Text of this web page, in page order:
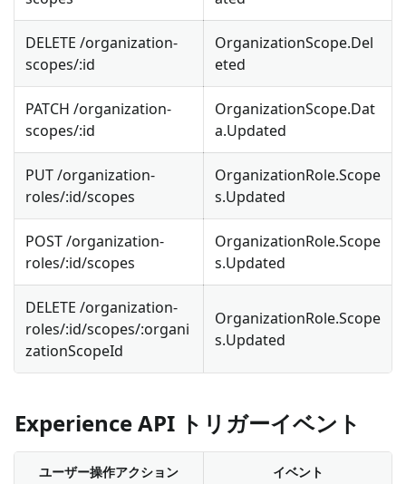
DELETE /organization-
scopes/:id
OrganizationScope.Del
eted
PATCH /organization-
scopes/:id
OrganizationScope.Dat
a.Updated
PUT /organization-
roles/:id/scopes
OrganizationRole.Scope
s.Updated
POST /organization-
roles/:id/scopes
OrganizationRole.Scope
s.Updated
DELETE /organization-
roles/:id/scopes/:organi
zationScopeId
OrganizationRole.Scope
s.Updated
Experience API トリガーイベント
ユーザー操作アクション イベント